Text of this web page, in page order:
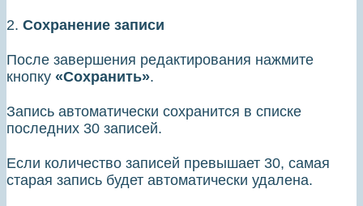
2. Сохранение записи
После завершения редактирования нажмите
кнопку «Сохранить».
Запись автоматически сохранится в списке
последних 30 записей.
Если количество записей превышает 30, самая
старая запись будет автоматически удалена.